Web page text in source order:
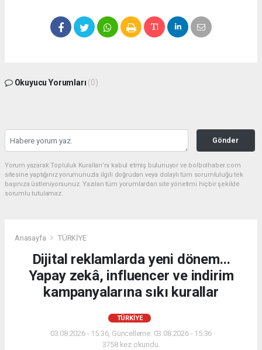
Okuyucu Yorumları (0)
Gönder
Yorum yazarak Topluluk Kuralları’nı kabul etmiş bulunuyor ve bolbolhaber.com
sitesine yaptığınız yorumunuzla ilgili doğrudan veya dolaylı tüm sorumluluğu tek
başınıza üstleniyorsunuz. Yazılan tüm yorumlardan site yönetimi hiçbir şekilde
sorumlu tutulamaz.
Anasayfa TÜRKİYE
Dijital reklamlarda yeni dönem...
Yapay zekâ, influencer ve indirim
kampanyalarına sıkı kurallar
TÜRKİYE
03.08.2026 - 15:36, Güncelleme: 03.08.2026 - 15:36
3758 kez okundu.